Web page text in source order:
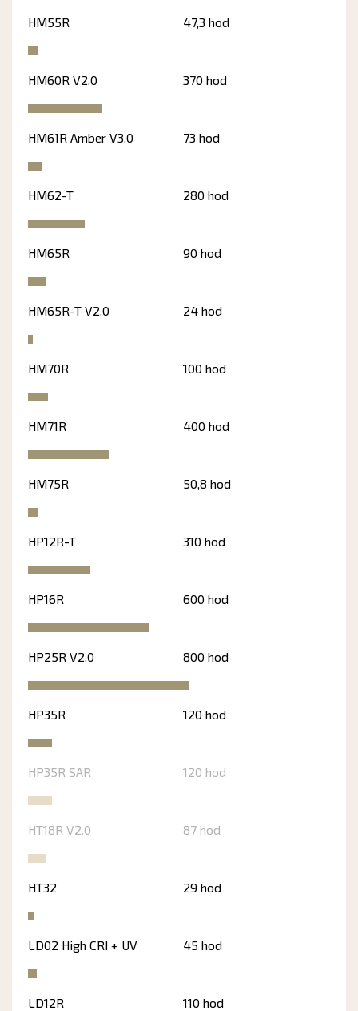
HM55R 47,3 hod
HM60R V2.0 370 hod
HM61R Amber V3.0 73 hod
HM62-T 280 hod
HM65R 90 hod
HM65R-T V2.0 24 hod
HM70R 100 hod
HM71R 400 hod
HM75R 50,8 hod
HP12R-T 310 hod
HP16R 600 hod
HP25R V2.0 800 hod
HP35R 120 hod
HP35R SAR 120 hod
HT18R V2.0 87 hod
HT32 29 hod
LD02 High CRI + UV 45 hod
LD12R 110 hod